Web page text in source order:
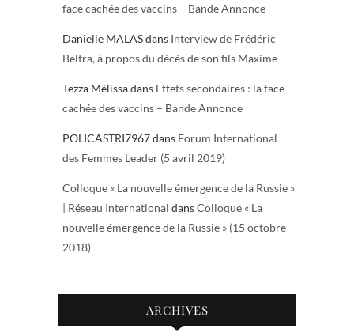
face cachée des vaccins – Bande Annonce
Danielle MALASdans Interview de Frédéric
Beltra, à propos du décès de son fils Maxime
Tezza Mélissadans Effets secondaires : la face
cachée des vaccins – Bande Annonce
POLICASTRI7967dans Forum International
des Femmes Leader (5 avril 2019)
Colloque « La nouvelle émergence de la Russie »
| Réseau International dansColloque « La
nouvelle émergence de la Russie » (15 octobre
2018)
ARCHIVES